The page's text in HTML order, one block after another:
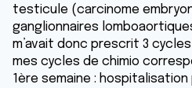
testicule (carcinome
ganglionnaires
m’avait donc prescrit 3 cycles
mes cycles de chimio
1ère semaine :